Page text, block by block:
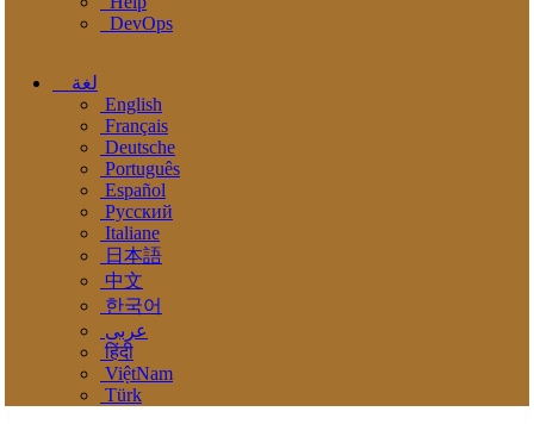
DevOps
لغة
English
Français
Deutsche
Português
Español
Pусский
Italiane
日本語
中文
한국어
عربى
हिंदी
ViệtNam
Türk